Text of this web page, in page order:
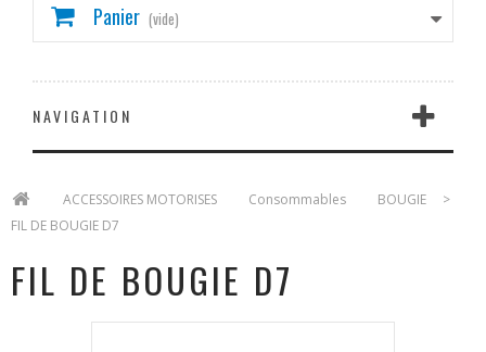
Panier (vide)
NAVIGATION
ACCESSOIRES MOTORISES Consommables BOUGIE
>
FIL DE BOUGIE D7
FIL DE BOUGIE D7